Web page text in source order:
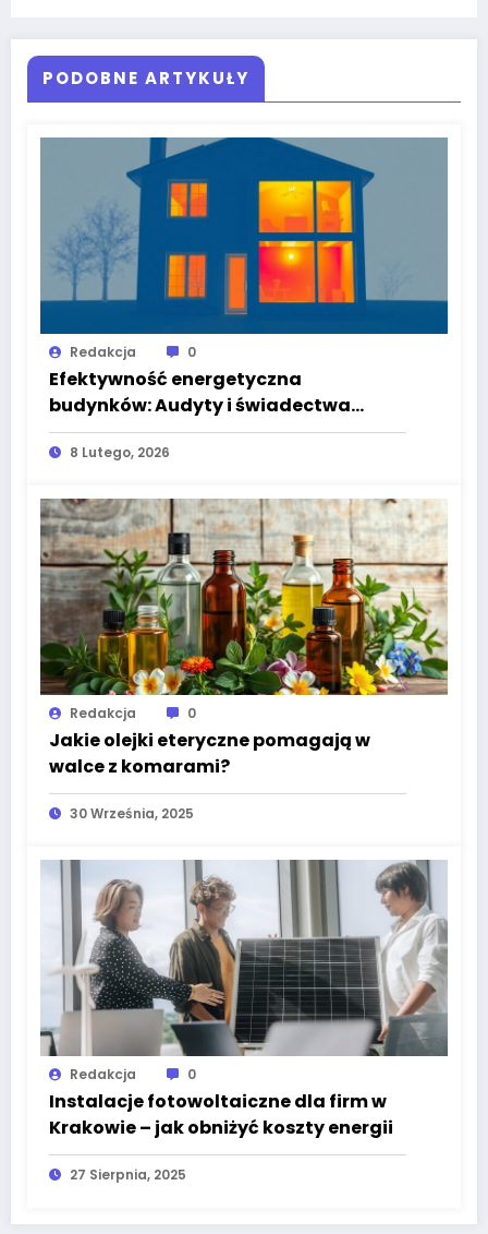
PODOBNE ARTYKUŁY
Redakcja 0
Efektywność energetyczna
budynków: Audyty i świadectwa
energetyczne
8 Lutego, 2026
Redakcja 0
Jakie olejki eteryczne pomagają w
walce z komarami?
30 Września, 2025
Redakcja 0
Instalacje fotowoltaiczne dla firm w
Krakowie – jak obniżyć koszty energii
27 Sierpnia, 2025